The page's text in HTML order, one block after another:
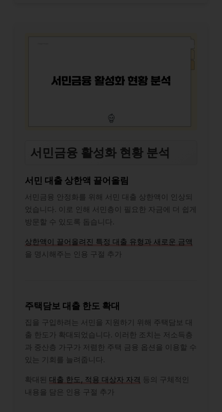
서민금융 활성화 현황 분석
서민 대출 상한액 끌어올림
서민금융 안정화를 위해 서민 대출 상한액이 인상되
었습니다. 이로 인해 서민층이 필요한 자금에 더 쉽게
방문할 수 있도록 돕습니다.
상한액이 끌어올려진 특정 대출 유형과 새로운 금액
을 명시해주는 인용 구절 추가
주택담보 대출 한도 확대
집을 구입하려는 서민을 지원하기 위해 주택담보 대
출 한도가 확대되었습니다. 이러한 조치는 저소득층
과 중산층 가구가 저렴한 주택 금융 옵션을 이용할 수
있는 기회를 늘려줍니다.
확대된 대출 한도, 적용 대상자 자격 등의 구체적인
내용을 담은 인용 구절 추가